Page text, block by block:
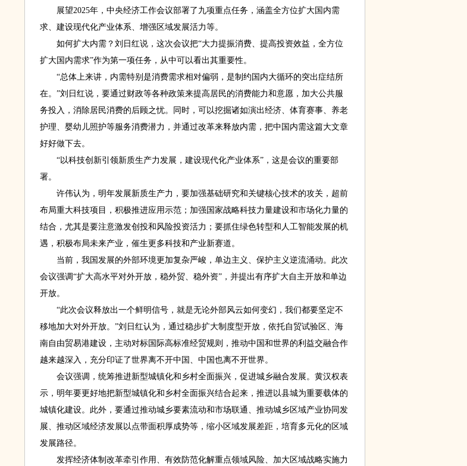
展望2025年，中央经济工作会议部署了九项重点任务，涵盖全方位扩大国内需
求、建设现代化产业体系、增强区域发展活力等。
如何扩大内需？刘日红说，这次会议把“大力提振消费、提高投资效益，全方位
扩大国内需求”作为第一项任务，从中可以看出其重要性。
“总体上来讲，内需特别是消费需求相对偏弱，是制约国内大循环的突出症结所
在。”刘日红说，要通过财政等各种政策来提高居民的消费能力和意愿，加大公共服
务投入，消除居民消费的后顾之忧。同时，可以挖掘诸如演出经济、体育赛事、养老
护理、婴幼儿照护等服务消费潜力，并通过改革来释放内需，把中国内需这篇大文章
好好做下去。
“以科技创新引领新质生产力发展，建设现代化产业体系”，这是会议的重要部
署。
许伟认为，明年发展新质生产力，要加强基础研究和关键核心技术的攻关，超前
布局重大科技项目，积极推进应用示范；加强国家战略科技力量建设和市场化力量的
结合，尤其是要注意激发创投和风险投资活力；要抓住绿色转型和人工智能发展的机
遇，积极布局未来产业，催生更多科技和产业新赛道。
当前，我国发展的外部环境更加复杂严峻，单边主义、保护主义逆流涌动。此次
会议强调“扩大高水平对外开放，稳外贸、稳外资”，并提出有序扩大自主开放和单边
开放。
“此次会议释放出一个鲜明信号，就是无论外部风云如何变幻，我们都要坚定不
移地加大对外开放。”刘日红认为，通过稳步扩大制度型开放，依托自贸试验区、海
南自由贸易港建设，主动对标国际高标准经贸规则，推动中国和世界的利益交融合作
越来越深入，充分印证了世界离不开中国、中国也离不开世界。
会议强调，统筹推进新型城镇化和乡村全面振兴，促进城乡融合发展。黄汉权表
示，明年要更好地把新型城镇化和乡村全面振兴结合起来，推进以县城为重要载体的
城镇化建设。此外，要通过推动城乡要素流动和市场联通、推动城乡区域产业协同发
展、推动区域经济发展以点带面积厚成势等，缩小区域发展差距，培育多元化的区域
发展路径。
发挥经济体制改革牵引作用、有效防范化解重点领域风险、加大区域战略实施力